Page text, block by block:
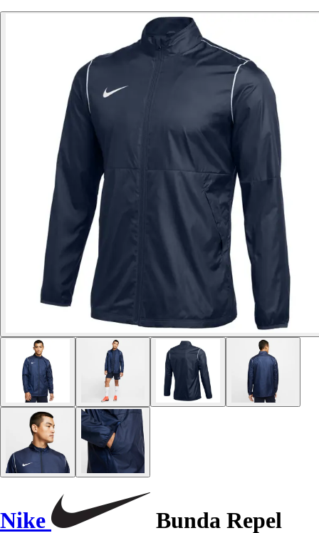
Nike Bunda Repel